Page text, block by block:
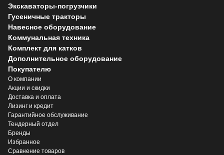
Экскаваторы-погрузчики
Гусеничные тракторы
Навесное оборудование
Коммунальная техника
Комплект для катков
Дополнительное оборудование
Покупателю
О компании
Акции и скидки
Доставка и оплата
Лизинг и кредит
Гарантийное обслуживание
Тендерный отдел
Бренды
Избранное
Сравнение товаров